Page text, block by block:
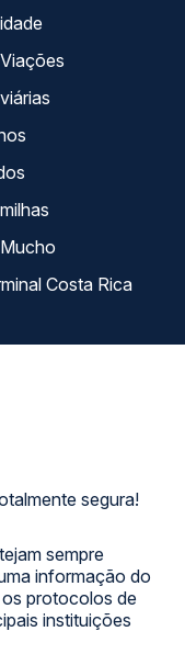
segura!
sempre
informação do
protocolos de
instituições
Auto Viações
La terminal Costa Rica